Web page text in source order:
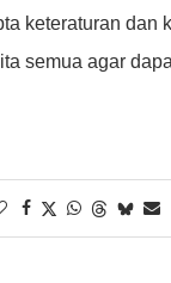
keteraturan dan
semua agar